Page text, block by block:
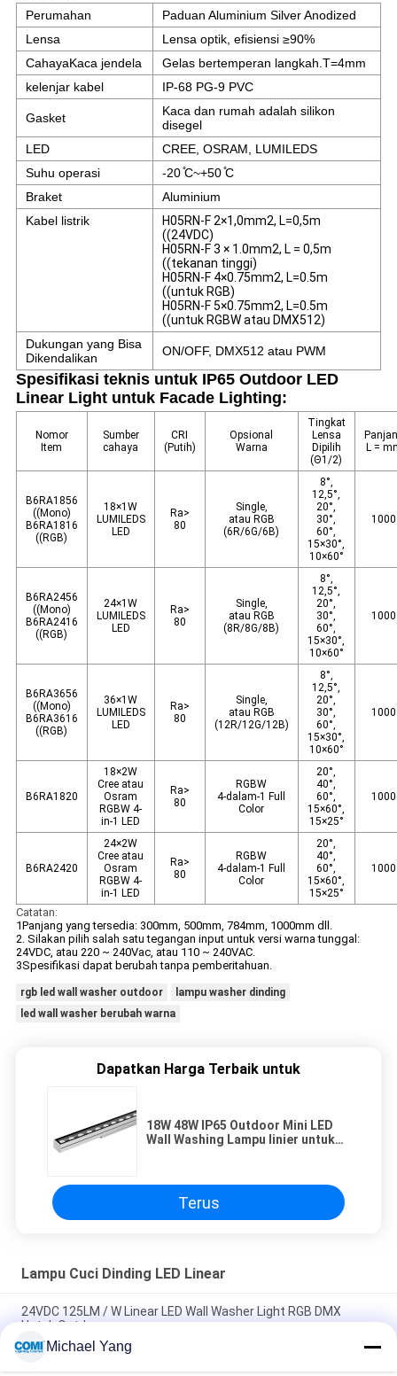
Perumahan
Paduan Aluminium Silver Anodized
Lensa
Lensa optik, efisiensi ≥90%
CahayaKaca jendela
Gelas bertemperan langkah.T=4mm
kelenjar kabel
IP-68 PG-9 PVC
Gasket
Kaca dan rumah adalah silikon
disegel
LED
CREE, OSRAM, LUMILEDS
Suhu operasi
-20 ̊C~+50 ̊C
Braket
Aluminium
Kabel listrik
H05RN-F 2×1,0mm2, L=0,5m
((24VDC)
H05RN-F 3 × 1.0mm2, L = 0,5m
((tekanan tinggi)
H05RN-F 4×0.75mm2, L=0.5m
((untuk RGB)
H05RN-F 5×0.75mm2, L=0.5m
((untuk RGBW atau DMX512)
Dukungan yang Bisa
Dikendalikan
ON/OFF, DMX512 atau PWM
Spesifikasi teknis untuk IP65 Outdoor LED
Linear Light untuk Facade Lighting:
Nomor
Item
Sumber
cahaya
CRI
(Putih)
Opsional
Warna
Tingkat
Lensa
Dipilih
(Θ1/2)
L =
B6RA1856
((Mono)
B6RA1816
((RGB)
18×1W
LUMILEDS
LED
Ra>
80
Single,
atau RGB
(6R/6G/6B)
8°,
12,5°,
20°,
30°,
60°,
15×30°,
10×60°
1000
B6RA2456
((Mono)
B6RA2416
((RGB)
24×1W
LUMILEDS
LED
Ra>
80
Single,
atau RGB
(8R/8G/8B)
8°,
12,5°,
20°,
30°,
60°,
15×30°,
10×60°
1000
B6RA3656
((Mono)
B6RA3616
((RGB)
36×1W
LUMILEDS
LED
Ra>
80
Single,
atau RGB
(12R/12G/12B)
8°,
12,5°,
20°,
30°,
60°,
15×30°,
10×60°
1000
B6RA1820
18×2W
Cree atau
Osram
RGBW 4-
in-1 LED
Ra>
80
RGBW
4-dalam-1 Full
Color
20°,
40°,
60°,
15×60°,
15×25°
1000
B6RA2420
24×2W
Cree atau
Osram
RGBW 4-
in-1 LED
Ra>
80
RGBW
4-dalam-1 Full
Color
20°,
40°,
60°,
15×60°,
15×25°
1000
Catatan:
1Panjang yang tersedia: 300mm, 500mm, 784mm, 1000mm dll.
2. Silakan pilih salah satu tegangan input untuk versi warna tunggal:
24VDC, atau 220 ~ 240Vac, atau 110 ~ 240VAC.
3Spesifikasi dapat berubah tanpa pemberitahuan.
rgb led wall washer outdoor
lampu washer dinding
led wall washer berubah warna
Dapatkan Harga Terbaik untuk
18W 48W IP65 Outdoor Mini LED
Wall Washing Lampu linier untuk
Terus
Lampu Cuci Dinding LED Linear
24VDC 125LM / W Linear LED Wall Washer Light RGB DMX
Untuk Outdoor
Michael Yang